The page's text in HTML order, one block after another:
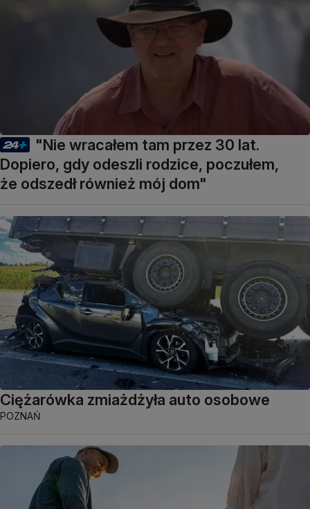
"Nie wracałem tam przez 30 lat.
Dopiero, gdy odeszli rodzice, poczułem,
że odszedł również mój dom"
Ciężarówka zmiażdżyła auto osobowe
POZNAŃ